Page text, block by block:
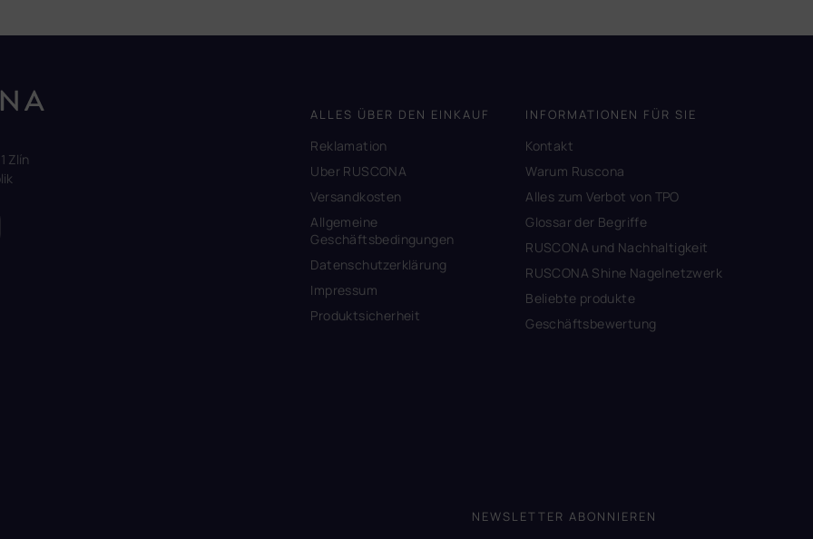
Zlín
ALLES ÜBER DEN EINKAUF
Reklamation
Uber RUSCONA
Versandkosten
Allgemeine
Geschäftsbedingungen
Datenschutzerklärung
Impressum
Produktsicherheit
INFORMATIONEN FÜR SIE
Kontakt
Warum Ruscona
Alles zum Verbot von TPO
Glossar der Begriffe
RUSCONA und Nachhaltigkeit
RUSCONA Shine Nagelnetzwerk
Beliebte produkte
Geschäftsbewertung
NEWSLETTER ABONNIEREN